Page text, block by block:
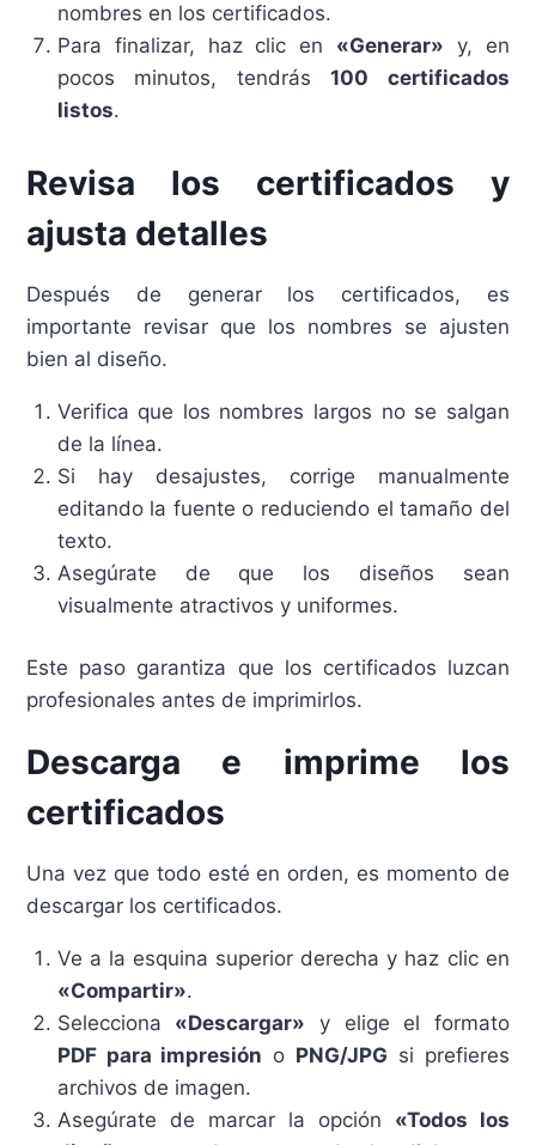
nombres en los certificados.
Para finalizar, haz clic en «Generar» y, en
pocos minutos, tendrás100 certificados
listos.
Revisa los certificados y
ajusta detalles
Después de generar los certificados, es
importante revisar que los nombres se ajusten
bien al diseño.
Verifica que los nombres largos no se salgan
de la línea.
Si hay desajustes, corrige manualmente
editando la fuente o reduciendo el tamaño del
texto.
Asegúrate de que los diseños sean
visualmente atractivos y uniformes.
Este paso garantiza que los certificados luzcan
profesionales antes de imprimirlos.
Descarga e imprime los
certificados
Una vez que todo esté en orden, es momento de
descargar los certificados.
Ve a la esquina superior derecha y haz clic en
«Compartir».
Selecciona «Descargar» y elige el formato
PDF para impresión o PNG/JPG si prefieres
archivos de imagen.
Asegúrate de marcar la opción «Todos los